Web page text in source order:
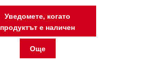
Уведомете, когато
продуктът е наличен
Още